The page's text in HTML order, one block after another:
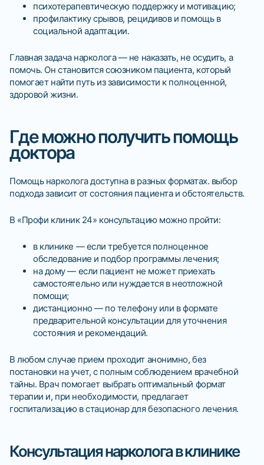
психотерапевтическую поддержку и мотивацию;
профилактику срывов, рецидивов и помощь в
социальной адаптации.
Главная задача нарколога — не наказать, не осудить, а
помочь. Он становится союзником пациента, который
помогает найти путь из зависимости к полноценной,
здоровой жизни.
Где можно получить помощь
доктора
Помощь нарколога доступна в разных форматах. выбор
подхода зависит от состояния пациента и обстоятельств.
В «Профи клиник 24» консультацию можно пройти:
в клинике — если требуется полноценное
обследование и подбор программы лечения;
на дому — если пациент не может приехать
самостоятельно или нуждается в неотложной
помощи;
дистанционно — по телефону или в формате
предварительной консультации для уточнения
состояния и рекомендаций.
В любом случае прием проходит анонимно, без
постановки на учет, с полным соблюдением врачебной
тайны. Врач помогает выбрать оптимальный формат
терапии и, при необходимости, предлагает
госпитализацию в стационар для безопасного лечения.
Консультация нарколога в клинике